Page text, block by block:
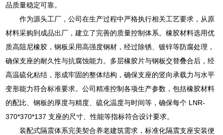
品质量稳定可靠。
作为源头工厂，公司在生产过程中严格执行相关工艺要求，从原
材料采购到成品出厂，建立了完善的质量控制体系。橡胶材料选用优
质高阻尼橡胶，钢板采用高强度钢材，经过除锈、镀锌等防腐处理，
确保支座的耐久性与抗腐蚀能力。多层橡胶片与钢板交替叠合后，经
高温硫化粘结，形成牢固的整体结构，确保支座的竖向承载力与水平
变形能力符合标准要求。公司精准控制各项生产参数，包括橡胶材料
的配比、钢板的厚度与精度、硫化温度与时间等，确保每个 LNR-
370*370*137 支座的尺寸、性能等指标符合设计要求。
装配式隔震体系完美契合养老建筑需求，标准化隔震支座安装便